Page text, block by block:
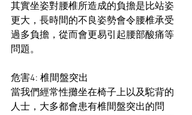
其實坐姿對腰椎所造成的負擔是比站姿
更大，長時間的不良姿勢會令腰椎承受
過多負擔，從而會更易引起腰部酸痛等
問題。
危害4: 椎間盤突出
當我們經常性攤坐在椅子上以及駝背的
人士，大多都會患有椎間盤突出的問